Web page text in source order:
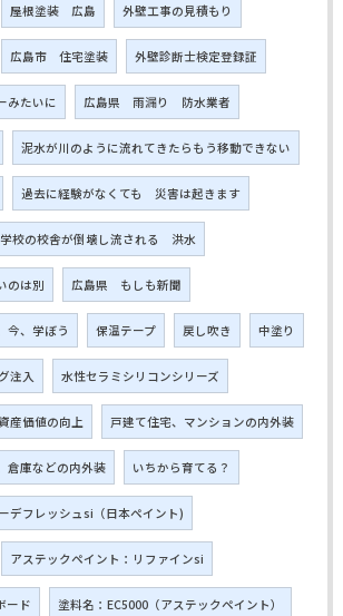
屋根塗装 広島 外壁工事の見積もり
広島市 住宅塗装 外壁診断士検定登録証
みたいに 広島県 雨漏り 防水業者
泥水が川のように流れてきたらもう移動できない
過去に経験がなくても 災害は起きます
学校の校舎が倒壊し流される 洪水
のは別 広島県 もしも新聞
今、学ぼう 保温テープ 戻し吹き 中塗り
注入 水性セラミシリコンシリーズ
産価値の向上 戸建て住宅、マンションの内外装
倉庫などの内外装 いちから育てる？
デフレッシュsi（日本ペイント)
アステックペイント：リファインsi
ード 塗料名：EC5000（アステックペイント）